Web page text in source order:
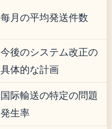
每月の平均発送件数
今後のシステム改正の
具体的な計画
国际輸送の特定の問題
発生率